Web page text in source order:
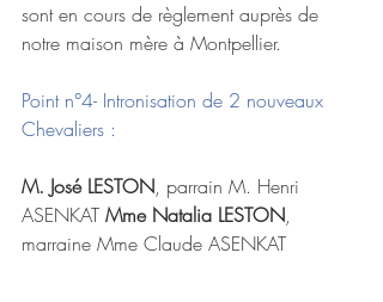
sont en cours de règlement auprès de
notre maison mère à Montpellier.
Point n°4- Intronisation de 2 nouveaux
Chevaliers :
M. José LESTON, parrain M. Henri
ASENKAT Mme Natalia LESTON,
marraine Mme Claude ASENKAT